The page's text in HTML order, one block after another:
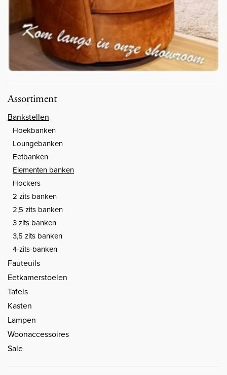
Assortiment
Bankstellen
Hoekbanken
Loungebanken
Eetbanken
Elementen banken
Hockers
2 zits banken
2,5 zits banken
3 zits banken
3,5 zits banken
4-zits-banken
Fauteuils
Eetkamerstoelen
Tafels
Kasten
Lampen
Woonaccessoires
Sale